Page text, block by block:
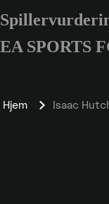
Enter a
EA SPORTS
Hjem Isaac